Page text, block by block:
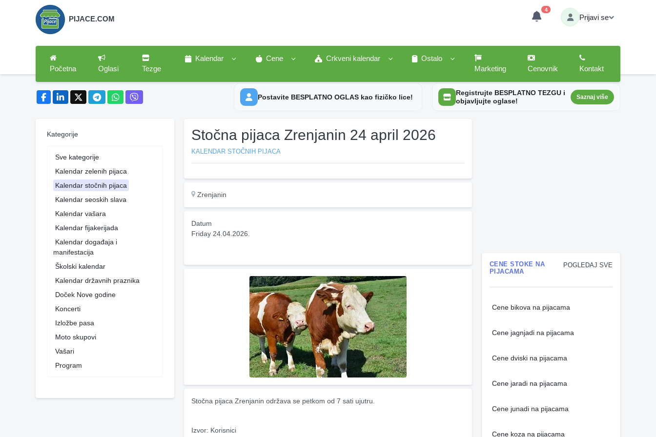
PIJACE.COM
4
Prijavi se
Početna Oglasi Tezge
Kalendar Cene Crkveni kalendar
Ostalo
Marketing
Cenovnik Kontakt
Postavite BESPLATNO OGLAS kao fizičko lice!
Registrujte BESPLATNO TEZGU i
objavljujte oglase!
Saznaj više
Kategorije
Sve kategorije
Kalendar zelenih pijaca
Kalendar stočnih pijaca
Kalendar seoskih slava
Kalendar vašara
Kalendar fijakerijada
Kalendar događaja i
manifestacija
Školski kalendar
Kalendar državnih praznika
Doček Nove godine
Koncerti
Izložbe pasa
Moto skupovi
Vašari
Program
Stočna pijaca Zrenjanin 24 april 2026
KALENDAR STOČNIH PIJACA
Zrenjanin
Datum
Friday 24.04.2026.
Stočna pijaca Zrenjanin održava se petkom od 7 sati ujutru.
Izvor: Korisnici
POGLEDAJ SVE
CENE STOKE NA
PIJACAMA
Cene bikova na pijacama
Cene jagnjadi na pijacama
Cene dviski na pijacama
Cene jaradi na pijacama
Cene junadi na pijacama
Cene koza na pijacama